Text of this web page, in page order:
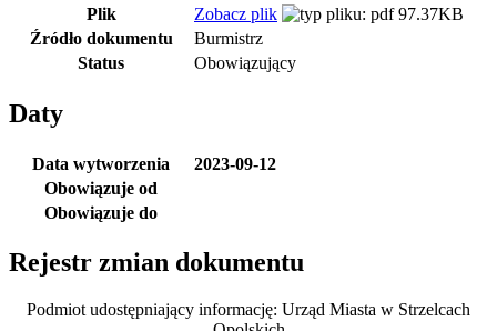
Plik
Zobacz plik
97.37KB
Źródło dokumentu
Burmistrz
Status
Obowiązujący
Daty
Data wytworzenia
2023-09-12
Obowiązuje od
Obowiązuje do
Rejestr zmian dokumentu
Podmiot udostępniający informację: Urząd Miasta w Strzelcach